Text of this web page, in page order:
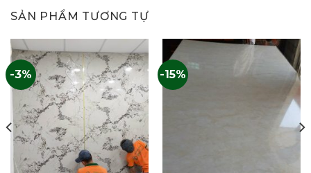
SẢN PHẨM TƯƠNG TỰ
-3% -15%